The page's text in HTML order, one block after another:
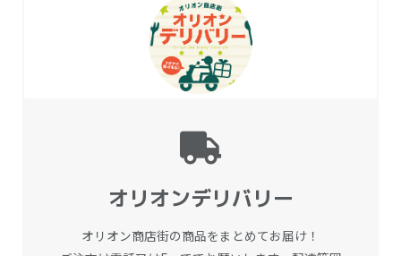
オリオンデリバリー
オリオン商店街の商品をまとめてお届け！